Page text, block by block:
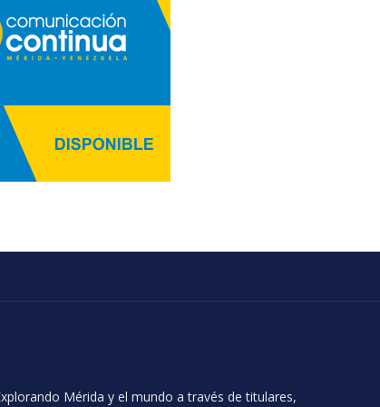
Mérida y el mundo a través de titulares,